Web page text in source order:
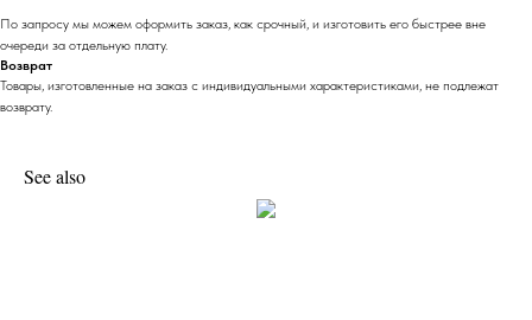
По запросу мы можем оформить заказ, как срочный, и изготовить его быстрее вне
очереди за отдельную плату.
Возврат
Товары, изготовленные на заказ с индивидуальными характеристиками, не подлежат
возврату.
See also